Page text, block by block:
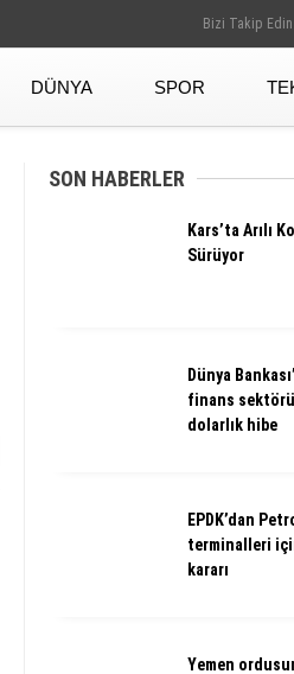
Bizi Takip Edin
DÜNYA SPOR
SON HABERLER
Kars’ta Arılı
Sürüyor
Dünya
finans
dolarlık hibe
EPDK’dan
terminalleri
kararı
Yemen